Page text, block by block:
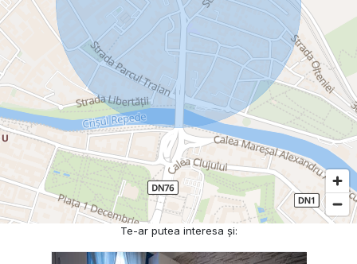
Te-ar putea interesa și: